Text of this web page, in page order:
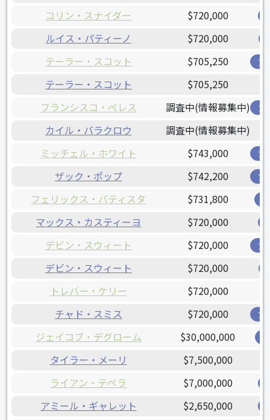
コリン・スナイダー $720,000
ルイス・パティーノ $720,000
テーラー・スコット $705,250 ア
テーラー・スコット $705,250
フランシスコ・ぺレス 調査中(情報募集中) ア
カイル・バラクロウ 調査中(情報募集中)
ミッチェル・ホワイト $743,000 ブ
ザック・ポップ $742,200 ブ
フェリックス・バティスタ $731,800
マックス・カスティーヨ $720,000
デビン・スウィート $720,000 ア
デビン・スウィート $720,000
トレバー・ケリー
$720,000
チャド・スミス
$720,000 ア
ジェイコブ・デグローム $30,000,000
タイラー・メーリ $7,500,000
ライアン・テペラ $7,000,000
アミール・ギャレット $2,650,000